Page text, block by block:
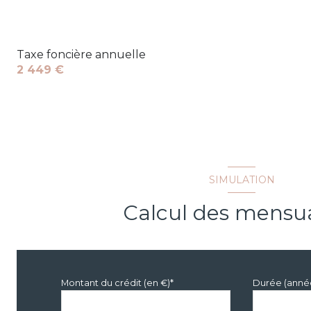
Taxe foncière annuelle
2 449 €
SIMULATION
Calcul des
Montant du crédit (en €)* Durée